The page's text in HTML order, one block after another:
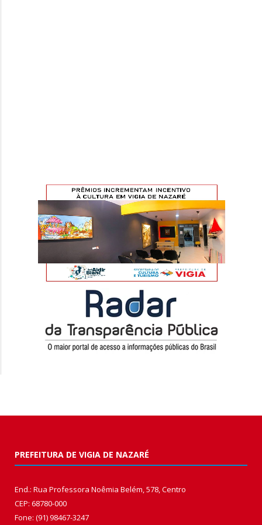
PREFEITURA DE VIGIA DE NAZARÉ
End.: Rua Professora Noêmia Belém, 578, Centro
CEP: 68780-000
Fone: (91) 98467-3247